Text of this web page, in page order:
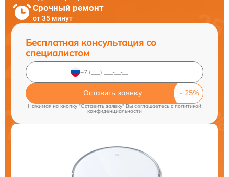
Срочный ремонт
от 35 минут
Бесплатная консультация со
специалистом
Оставить заявку
Нажимая на кнопку "Оставить заявку" Вы соглашаетесь cполитикой
конфиденциальности